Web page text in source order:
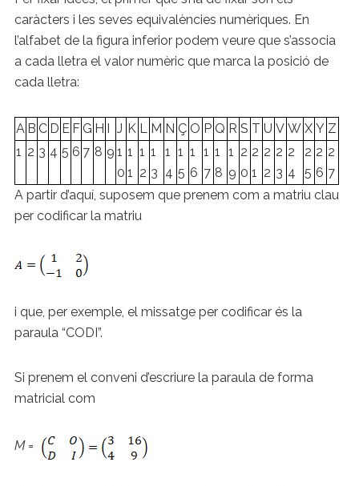
caràcters i les seves equivalències numèriques. En
l’alfabet de la figura inferior podem veure que s’associa
a cada lletra el valor numèric que marca la posició de
cada lletra:
A B C D E F G H I J K L M N Ç O P Q R S T U V W X Y Z
1 2 3 4 5 6 7 8 9 1
0
1
1
1
2
1
3
1
4
1
5
1
6
1
7
1
8
1
9
2
0
2
1
2
2
2
3
2
4
2
5
2
6
2
7
A partir d’aquí, suposem que prenem com a matriu clau
per codificar la matriu
i que, per exemple, el missatge per codificar és la
paraula “CODI”.
Si prenem el conveni d’escriure la paraula de forma
matricial com
M =